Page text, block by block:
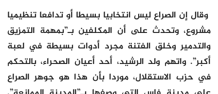
وقال إن الصراع ليس انتخابيا بسيطا أو تدافعا تنظيميا
مشروع، وتحدث على أن المكلفين بـ”بمهمة التمزيق
والتدمير وخلق الفتنة مجرد أدوات بسيطة في لعبة
أكبر”. واتهم ولد الرشيد، أحد أعيان الصحراء، بالتحكم
في حزب الاستقلال، موردا بأن هذا هو جوهر الصراع